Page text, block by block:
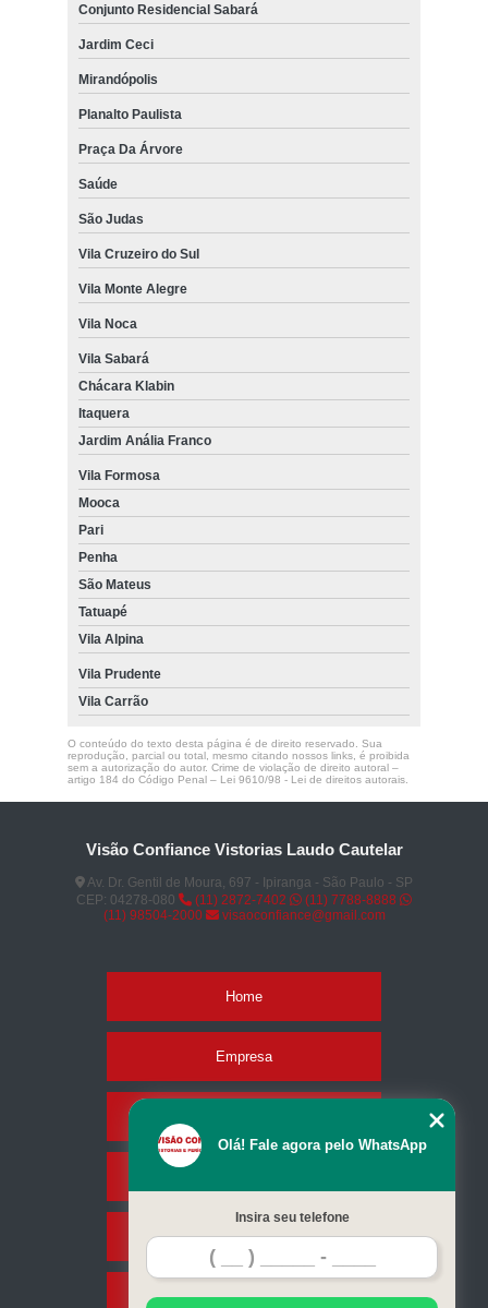
Conjunto Residencial Sabará
Jardim Ceci
Mirandópolis
Planalto Paulista
Praça Da Árvore
Saúde
São Judas
Vila Cruzeiro do Sul
Vila Monte Alegre
Vila Noca
Vila Sabará
Chácara Klabin
Itaquera
Jardim Anália Franco
Vila Formosa
Mooca
Pari
Penha
São Mateus
Tatuapé
Vila Alpina
Vila Prudente
Vila Carrão
O conteúdo do texto desta página é de direito reservado. Sua
reprodução, parcial ou total, mesmo citando nossos links, é proibida
sem a autorização do autor. Crime de violação de direito autoral –
artigo 184 do Código Penal – Lei 9610/98 - Lei de direitos autorais.
Visão Confiance Vistorias Laudo Cautelar
Av. Dr. Gentil de Moura, 697 - Ipiranga - São Paulo - SP
CEP: 04278-080
(11) 2872-7402
(11) 7788-8888
(11) 98504-2000
visaoconfiance@gmail.com
Home
Empresa
Contato
Mapa do site
Olá! Fale agora pelo WhatsApp
Insira seu telefone